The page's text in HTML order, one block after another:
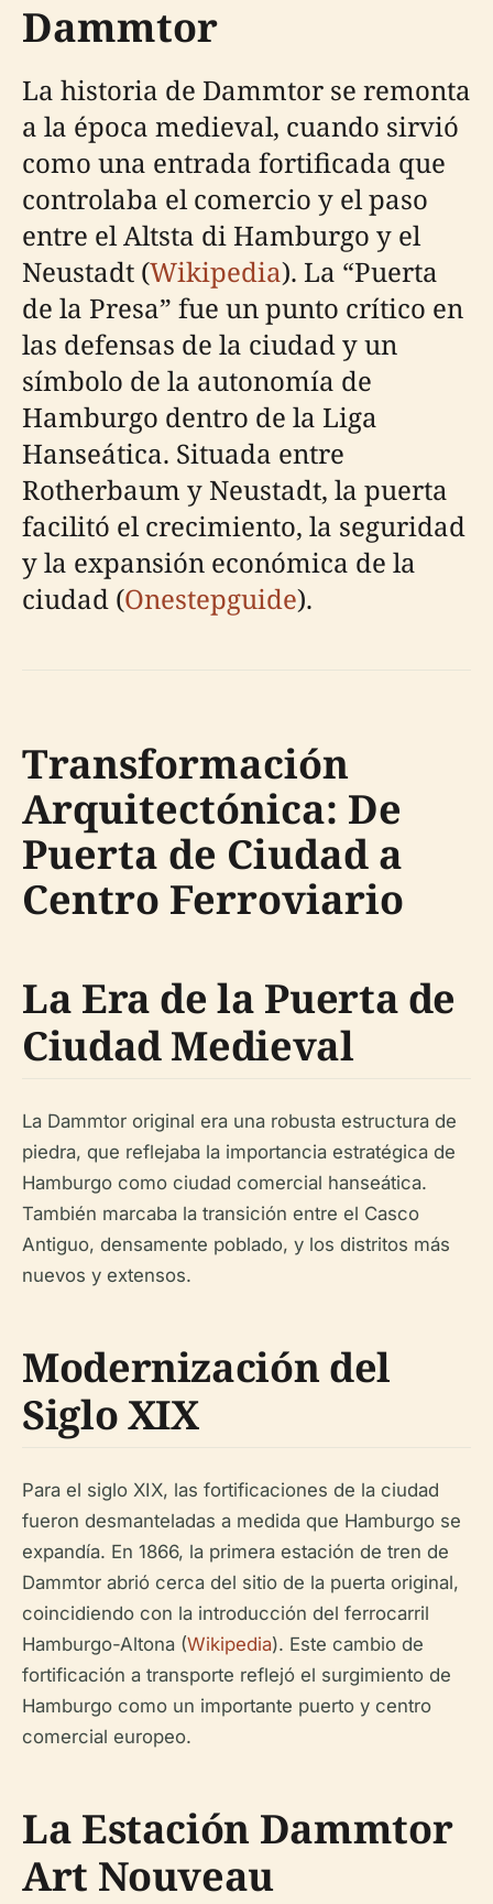
Dammtor
La historia de Dammtor se remonta
a la época medieval, cuando sirvió
como una entrada fortificada que
controlaba el comercio y el paso
entre el Altsta di Hamburgo y el
Neustadt (Wikipedia). La “Puerta
de la Presa” fue un punto crítico en
las defensas de la ciudad y un
símbolo de la autonomía de
Hamburgo dentro de la Liga
Hanseática. Situada entre
Rotherbaum y Neustadt, la puerta
facilitó el crecimiento, la seguridad
y la expansión económica de la
ciudad (Onestepguide).
Transformación
Arquitectónica: De
Puerta de Ciudad a
Centro Ferroviario
La Era de la Puerta de
Ciudad Medieval
La Dammtor original era una robusta estructura de
piedra, que reflejaba la importancia estratégica de
Hamburgo como ciudad comercial hanseática.
También marcaba la transición entre el Casco
Antiguo, densamente poblado, y los distritos más
nuevos y extensos.
Modernización del
Siglo XIX
Para el siglo XIX, las fortificaciones de la ciudad
fueron desmanteladas a medida que Hamburgo se
expandía. En 1866, la primera estación de tren de
Dammtor abrió cerca del sitio de la puerta original,
coincidiendo con la introducción del ferrocarril
Hamburgo-Altona (Wikipedia). Este cambio de
fortificación a transporte reflejó el surgimiento de
Hamburgo como un importante puerto y centro
comercial europeo.
La Estación Dammtor
Art Nouveau